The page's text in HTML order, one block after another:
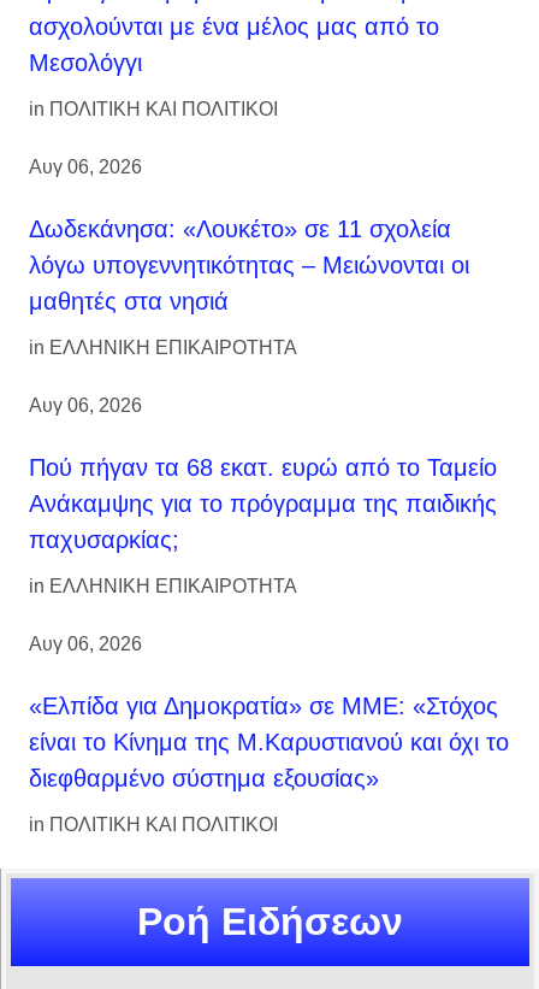
ασχολούνται με ένα μέλος μας από το
Μεσολόγγι
in ΠΟΛΙΤΙΚΗ ΚΑΙ ΠΟΛΙΤΙΚΟΙ
Αυγ 06, 2026
Δωδεκάνησα: «Λουκέτο» σε 11 σχολεία
λόγω υπογεννητικότητας – Μειώνονται οι
μαθητές στα νησιά
in ΕΛΛΗΝΙΚΗ ΕΠΙΚΑΙΡΟΤΗΤΑ
Αυγ 06, 2026
Πού πήγαν τα 68 εκατ. ευρώ από το Ταμείο
Ανάκαμψης για το πρόγραμμα της παιδικής
παχυσαρκίας;
in ΕΛΛΗΝΙΚΗ ΕΠΙΚΑΙΡΟΤΗΤΑ
Αυγ 06, 2026
«Ελπίδα για Δημοκρατία» σε ΜΜΕ: «Στόχος
είναι το Κίνημα της Μ.Καρυστιανού και όχι το
διεφθαρμένο σύστημα εξουσίας»
in ΠΟΛΙΤΙΚΗ ΚΑΙ ΠΟΛΙΤΙΚΟΙ
Ροή Ειδήσεων